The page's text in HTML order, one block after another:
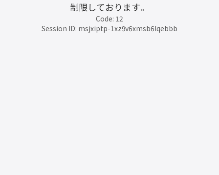
制限しております。
Code: 12
Session ID: msjxiptp-1xz9v6xmsb6lqebbb